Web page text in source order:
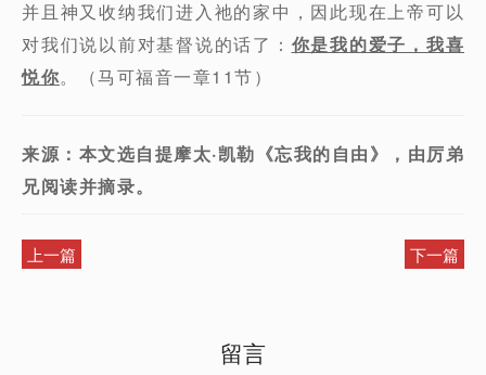
并且神又收纳我们进入祂的家中，因此现在上帝可以
对我们说以前对基督说的话了： 你是我的爱子，我喜
悦你。（马可福音一章11节）
来源：本文选自提摩太·凯勒《忘我的自由》，由厉弟
兄阅读并摘录。
上一篇 下一篇
留言